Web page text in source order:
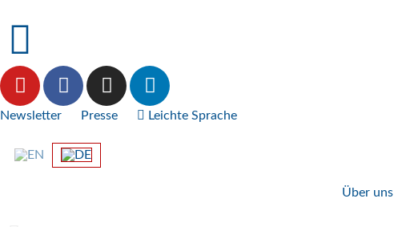
Newsletter Presse Leichte Sprache
Über uns